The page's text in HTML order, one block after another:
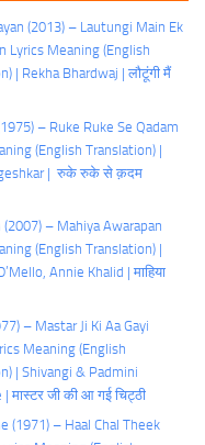
(2013) – Lautungi Main Ek
Lyrics Meaning (English
| Rekha Bhardwaj | लौटूंगी मैं
– Ruke Ruke Se Qadam
(English Translation) |
| रुके रुके से क़दम
(2007) – Mahiya Awarapan
(English Translation) |
Annie Khalid | माहिया
– Mastar Ji Ki Aa Gayi
Meaning (English
| Shivangi & Padmini
मास्टर जी की आ गई चिट्ठी
(1971) – Haal Chal Theek